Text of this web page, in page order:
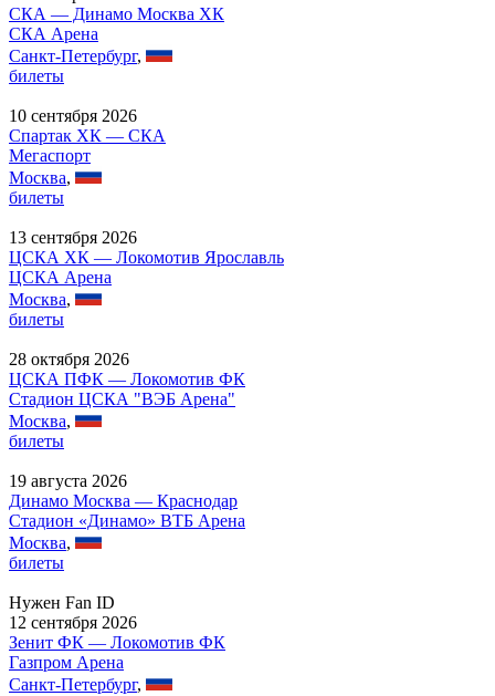
СКА — Динамо Москва ХК
СКА Арена
Санкт-Петербург,
билеты
10 сентября 2026
Спартак ХК — СКА
Мегаспорт
Москва,
билеты
13 сентября 2026
ЦСКА ХК — Локомотив Ярославль
ЦСКА Арена
Москва,
билеты
28 октября 2026
ЦСКА ПФК — Локомотив ФК
Стадион ЦСКА "ВЭБ Арена"
Москва,
билеты
19 августа 2026
Динамо Москва — Краснодар
Стадион «Динамо» ВТБ Арена
Москва,
билеты
Нужен Fan ID
12 сентября 2026
Зенит ФК — Локомотив ФК
Газпром Арена
Санкт-Петербург,